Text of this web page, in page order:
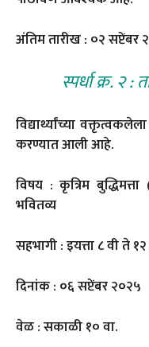
अंतिम तारीख : ०२ सप्टेंबर
स्पर्धा क्र. २ :
विद्यार्थ्यांच्या
करण्यात आली आहे.
विषय : कृत्रिम
भवितव्य
सहभागी : इयत्ता ८ वी ते १२
दिनांक : ०६ सप्टेंबर २०२५
वेळ : सकाळी १० वा.